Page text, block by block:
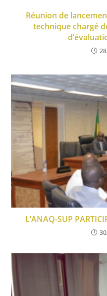
Réunion de
technique chargé
L’ANAQ-SUP